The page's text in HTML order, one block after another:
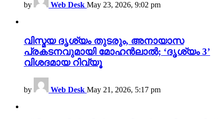
by Web Desk May 23, 2026, 9:02 pm
വിസ്മയ ദൃശ്യം തുടരും, അനായാസ
പ്രകടനവുമായി മോഹൻലാൽ; ‘ദൃശ്യം 3’
വിശദമായ റിവ്യൂ
by Web Desk May 21, 2026, 5:17 pm